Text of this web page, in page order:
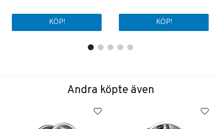
KÖP! KÖP!
Andra köpte även